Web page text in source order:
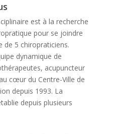
est à la recherche
pour se joindre
de 5 chiropraticiens.
dynamique de
acupuncteur
cœur du Centre-Ville de
depuis 1993. La
depuis plusieurs